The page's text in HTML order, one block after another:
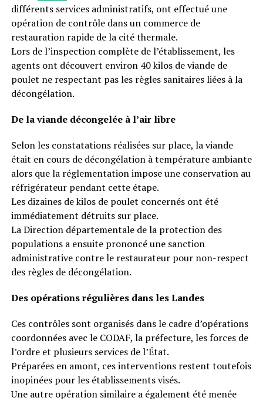
différents services administratifs, ont effectué une
opération de contrôle dans un commerce de
restauration rapide de la cité thermale.
Lors de l’inspection complète de l’établissement, les
agents ont découvert environ 40 kilos de viande de
poulet ne respectant pas les règles sanitaires liées à la
décongélation.
De la viande décongelée à l’air libre
Selon les constatations réalisées sur place, la viande
était en cours de décongélation à température ambiante
alors que la réglementation impose une conservation au
réfrigérateur pendant cette étape.
Les dizaines de kilos de poulet concernés ont été
immédiatement détruits sur place.
La Direction départementale de la protection des
populations a ensuite prononcé une sanction
administrative contre le restaurateur pour non-respect
des règles de décongélation.
Des opérations régulières dans les Landes
Ces contrôles sont organisés dans le cadre d’opérations
coordonnées avec le CODAF, la préfecture, les forces de
l’ordre et plusieurs services de l’État.
Préparées en amont, ces interventions restent toutefois
inopinées pour les établissements visés.
Une autre opération similaire a également été menée